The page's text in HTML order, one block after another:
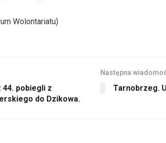
Wolontariatu)
pobiegli z
do Dzikowa.
Następna
Tarnobrzeg.